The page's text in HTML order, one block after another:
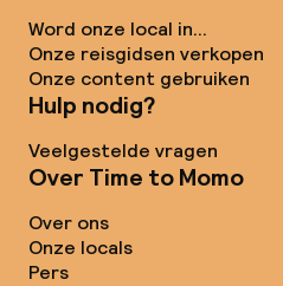
Word onze local in...
Onze reisgidsen verkopen
Onze content gebruiken
Hulp nodig?
Veelgestelde vragen
Over Time to Momo
Over ons
Onze locals
Pers